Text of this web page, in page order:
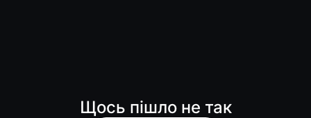
Щось пішло не так